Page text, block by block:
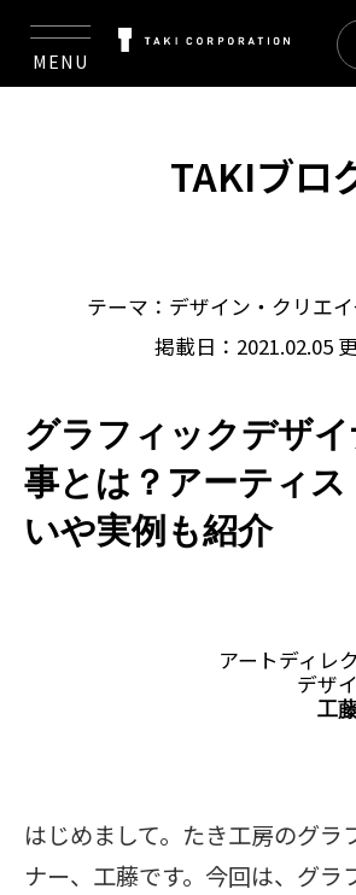
MENU
TAKIブロ
テーマ： デザイン ・ クリエ
掲載日：2021.02.05
グラフィックデザ
事とは？アーティス
いや実例も紹介
アートディレ
デザ
工
はじめまして。たき工房のグラ
ナー、工藤です。今回は、グラ